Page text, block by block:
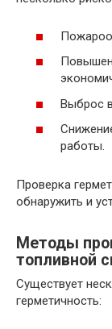
Выброс
работы.
Проверка
обнаружить и
Методы
топливной
Существует
герметичность: